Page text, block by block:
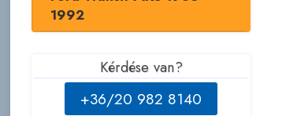
1992
Kérdése van?
+36/20 982 8140